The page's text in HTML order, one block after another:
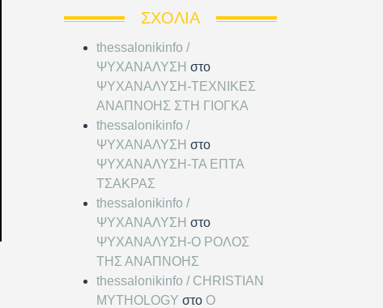
ΣΧΌΛΙΑ
thessalonikinfo /
ΨΥΧΑΝΑΛΥΣΗ στο
ΨΥΧΑΝΑΛΥΣΗ-ΤΕΧΝΙΚΕΣ
ΑΝΑΠΝΟΗΣ ΣΤΗ ΓΙΟΓΚΑ
thessalonikinfo /
ΨΥΧΑΝΑΛΥΣΗ στο
ΨΥΧΑΝΑΛΥΣΗ-ΤΑ ΕΠΤΑ
ΤΣΑΚΡΑΣ
thessalonikinfo /
ΨΥΧΑΝΑΛΥΣΗ στο
ΨΥΧΑΝΑΛΥΣΗ-Ο ΡΟΛΟΣ
ΤΗΣ ΑΝΑΠΝΟΗΣ
thessalonikinfo / CHRISTIAN
MYTHOLOGY στο Ο